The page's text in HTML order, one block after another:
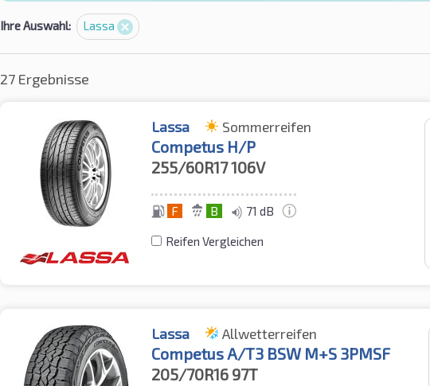
Ihre Auswahl: Lassa
27 Ergebnisse
Lassa Sommerreifen
Competus H/P
255/60R17106V
F B 71 dB
Reifen Vergleichen
Lassa Allwetterreifen
Competus A/T3 BSW M+S 3PMSF
205/70R16 97T